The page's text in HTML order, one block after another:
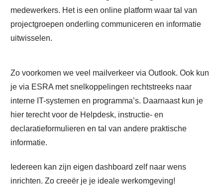
medewerkers. Het is een online platform waar tal van
projectgroepen onderling communiceren en informatie
uitwisselen.
Zo voorkomen we veel mailverkeer via Outlook. Ook kun
je via ESRA met snelkoppelingen rechtstreeks naar
interne IT-systemen en programma’s. Daarnaast kun je
hier terecht voor de Helpdesk, instructie- en
declaratieformulieren en tal van andere praktische
informatie.
Iedereen kan zijn eigen dashboard zelf naar wens
inrichten. Zo creeër je je ideale werkomgeving!